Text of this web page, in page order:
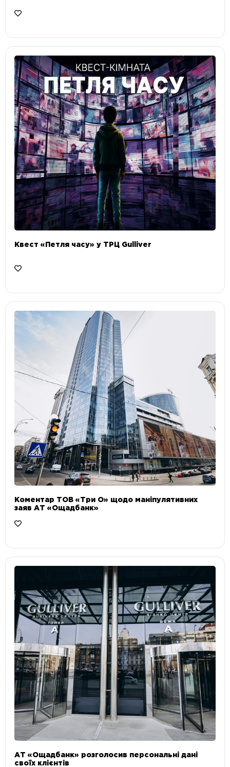
Квест «Петля часу» у ТРЦ Gulliver
Коментар ТОВ «Три О» щодо маніпулятивних
заяв АТ «Ощадбанк»
АТ «Ощадбанк» розголосив персональні дані
своїх клієнтів